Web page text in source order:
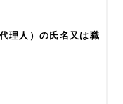
理人）の氏名又は職